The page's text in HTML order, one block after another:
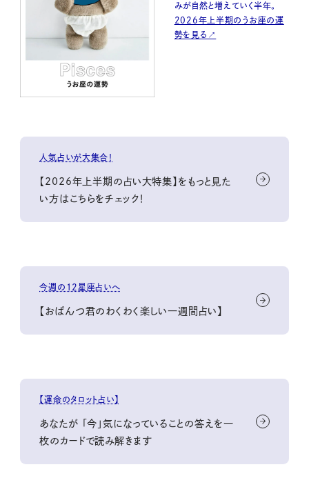
みが自然と増えていく半年。
2026年上半期のうお座の運
勢を見る↗
人気占いが大集合！
【2026年上半期の占い大特集】をもっと見た
い方はこちらをチェック！
今週の12星座占いへ
【おぱんつ君のわくわく楽しい一週間占い】
【運命のタロット占い】
あなたが 「今」気になっていることの答えを一
枚のカードで読み解きます